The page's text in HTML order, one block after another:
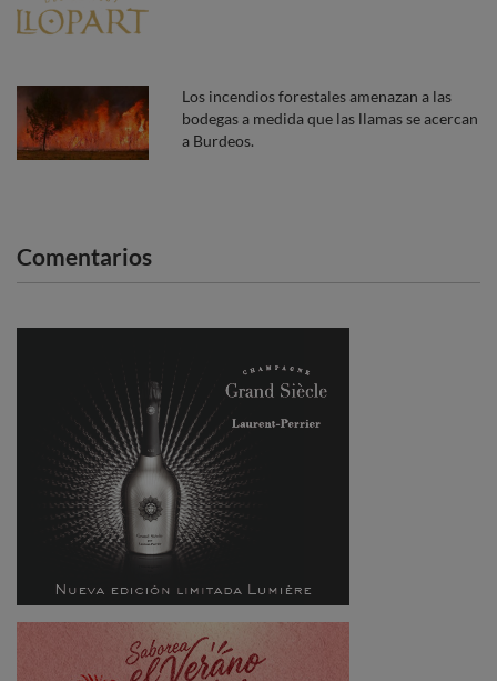
Los incendios forestales amenazan a las
bodegas a medida que las llamas se acercan
a Burdeos.
Comentarios